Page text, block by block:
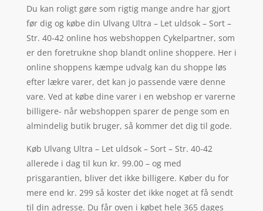
Du kan roligt gøre som rigtig mange andre har gjort
før dig og købe din Ulvang Ultra – Let uldsok – Sort –
Str. 40-42 online hos webshoppen Cykelpartner, som
er den foretrukne shop blandt online shoppere. Her i
online shoppens kæmpe udvalg kan du shoppe løs
efter lækre varer, det kan jo passende være denne
vare. Ved at købe dine varer i en webshop er varerne
billigere- når webshoppen sparer de penge som en
almindelig butik bruger, så kommer det dig til gode.
Køb Ulvang Ultra – Let uldsok – Sort – Str. 40-42
allerede i dag til kun kr. 99.00 – og med
prisgarantien, bliver det ikke billigere. Køber du for
mere end kr. 299 så koster det ikke noget at få sendt
til din adresse. Du får oven i købet hele 365 dages